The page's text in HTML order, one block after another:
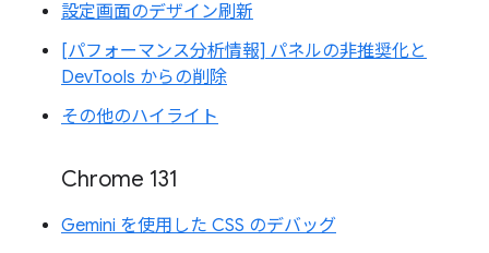
設定画面のデザイン刷新
[パフォーマンス分析情報] パネルの非推奨化と
DevTools からの削除
その他のハイライト
Chrome 131
Gemini を使用した CSS のデバッグ